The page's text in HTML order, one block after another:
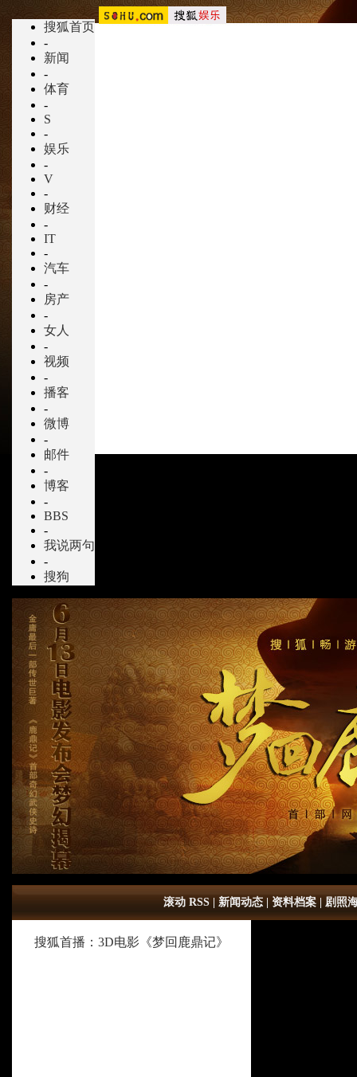
搜狐首页
-
新闻
-
体育
-
S
-
娱乐
-
V
-
财经
-
IT
-
汽车
-
房产
-
女人
-
视频
-
播客
-
微博
-
邮件
-
博客
-
BBS
-
我说两句
-
搜狗
滚动 RSS |新闻动态 |资料档案 剧照
搜狐首播：3D电影《梦回鹿鼎记》